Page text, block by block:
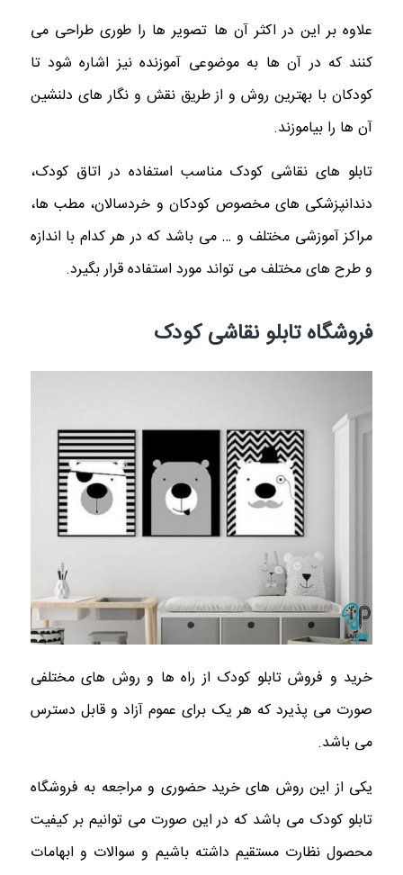
علاوه بر این در اکثر آن ها تصویر ها را طوری طراحی می
کنند که در آن ها به موضوعی آموزنده نیز اشاره شود تا
کودکان با بهترین روش و از طریق نقش و نگار های دلنشین
آن ها را بیاموزند.
تابلو های نقاشی کودک مناسب استفاده در اتاق کودک،
دندانپزشکی های مخصوص کودکان و خردسالان، مطب ها،
مراکز آموزشی مختلف و … می باشد که در هر کدام با اندازه
و طرح های مختلف می تواند مورد استفاده قرار بگیرد.
فروشگاه تابلو نقاشی کودک
خرید و فروش تابلو کودک از راه ها و روش های مختلفی
صورت می پذیرد که هر یک برای عموم آزاد و قابل دسترس
می باشد.
یکی از این روش های خرید حضوری و مراجعه به فروشگاه
تابلو کودک می باشد که در این صورت می توانیم بر کیفیت
محصول نظارت مستقیم داشته باشیم و سوالات و ابهامات